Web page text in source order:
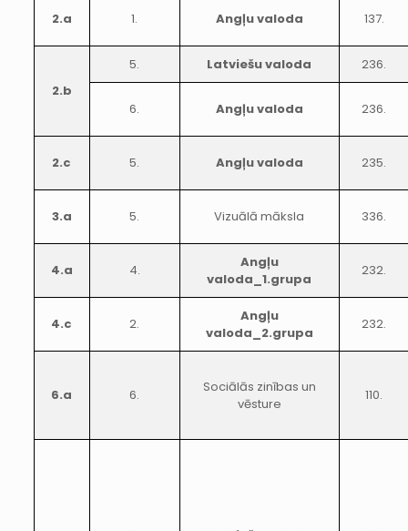
2.a 1. Angļu valoda 137.
2.b
5. Latviešu valoda 236.
6. Angļu valoda 236.
2.c 5. Angļu valoda 235.
3.a 5. Vizuālā māksla 336.
4.a 4.
Angļu
valoda_1.grupa
232.
4.c 2.
Angļu
valoda_2.grupa
232.
6.a 6.
Sociālās zinības un
vēsture
110.